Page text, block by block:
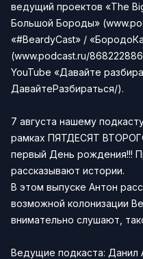
ведущий проектов «The
Большой Бороды» (
«#BeardyCast» /
(www.podcast.ru/868222886
YouTube «Давайте
ДавайтеРазбираться/).
7 августа нашему
рамках ПЯТДЕСЯТ
первый День рождения!!!
рассказывают истории.
В этом выпуске Антон
возможной колонизации
внимательно слушают,
Ведущие подкаста: Данил